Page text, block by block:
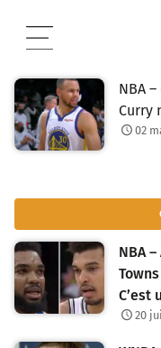
contenu
NBA
Curry
02
NBA
C’est
20